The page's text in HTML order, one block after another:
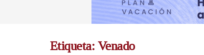
Etiqueta: Venado